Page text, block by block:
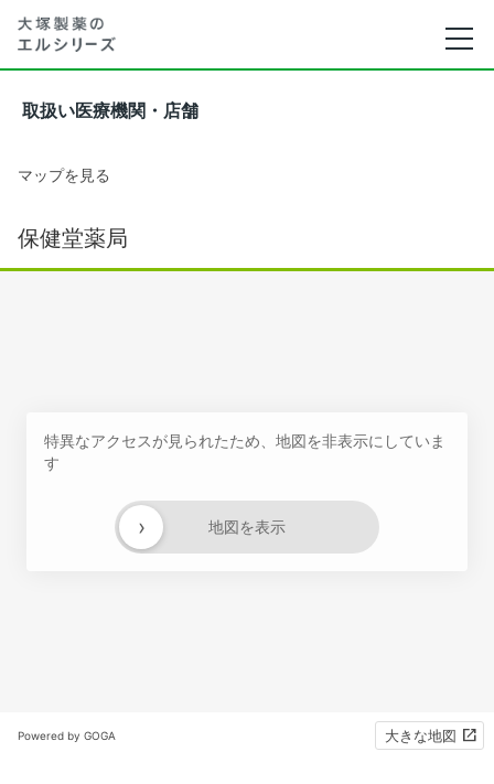
取扱い医療機関・店舗
マップを見る
保健堂薬局
特異なアクセスが見られたため、地図を非表示にしていま
す
地図を表示
›
Powered by GOGA 大きな地図